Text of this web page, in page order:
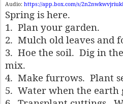
Audio: https://app.box.com/s/
Spring is here.
1. Plan your garden.
2. Mulch old leaves and
3. Hoe the soil. Dig in
mix.
4. Make furrows. Plant
5. Water when the earth